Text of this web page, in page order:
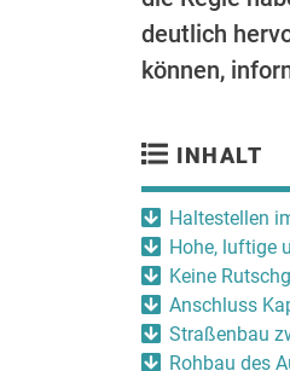
deutlich
können,
INHALT
Haltestellen
Hohe, luftige
Keine
Anschluss
Straßenbau
Rohbau des